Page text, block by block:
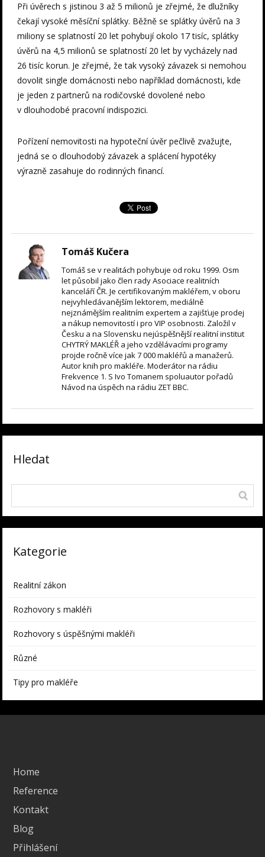
Při úvěrech s jistinou 3 až 5 milionů je zřejmé, že dlužníky
čekají vysoké měsíční splátky. Běžně se splátky úvěrů na 3
miliony se splatností 20 let pohybují okolo 17 tisíc, splátky
úvěrů na 4,5 milionů se splatností 20 let by vycházely nad
26 tisíc korun. Je zřejmé, že tak vysoký závazek si nemohou
dovolit single domácnosti nebo například domácnosti, kde
je jeden z partnerů na rodičovské dovolené nebo
v dlouhodobé pracovní indispozici.
Pořízení nemovitosti na hypoteční úvěr pečlivě zvažujte,
jedná se o dlouhodobý závazek a splácení hypotéky
výrazně zasahuje do rodinných financí.
Tomáš Kučera
Tomáš se v realitách pohybuje od roku 1999. Osm
let působil jako člen rady Asociace realitních
kanceláří ČR. Je certifikovaným makléřem, v oboru
nejvyhledávanějším lektorem, mediálně
nejznámějším realitním expertem a zajišťuje prodej
a nákup nemovitostí i pro VIP osobnosti. Založil v
Česku a na Slovensku nejúspěšnější realitní institut
CHYTRÝ MAKLÉŘ a jeho vzdělávacími programy
projde ročně více jak 7 000 makléřů a manažerů.
Autor knih pro makléře. Moderátor na rádiu
Frekvence 1. S Ivo Tomanem spoluautor pořadů
Návod na úspěch na rádiu ZET BBC.
Hledat
Kategorie
Realitní zákon
Rozhovory s makléři
Rozhovory s úspěšnými makléři
Různé
Tipy pro makléře
Home
Reference
Kontakt
Blog
Přihlášení